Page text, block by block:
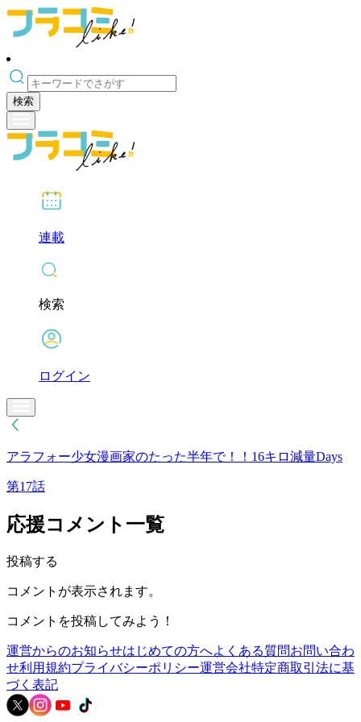
検索
連載
検索
ログイン
アラフォー少女漫画家のたった半年で！！16キロ減量Days
第17話
応援コメント一覧
投稿する
コメントが表示されます。
コメントを投稿してみよう！
運営からのお知らせはじめての方へよくある質問お問い合わ
せ利用規約プライバシーポリシー運営会社特定商取引法に基
づく表記